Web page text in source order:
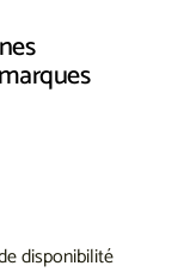
disponibilité